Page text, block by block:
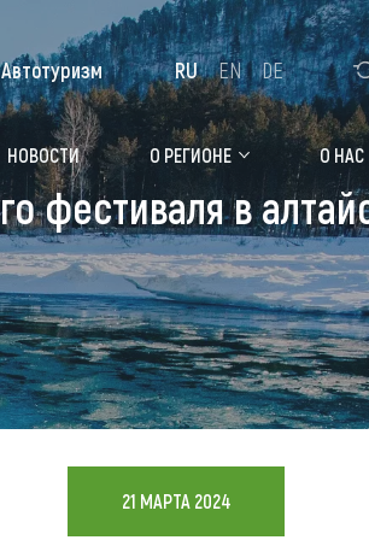
Алтайская зимовка
Где
Санатории
Гостиницы, отели
Коттеджи, базы
Сельские усадьбы
Мотели, придорожные
НОВОСТИ О РЕГИОНЕ О НАС
Автотуризм RU EN DE
фестиваля в
21 МАРТА 2024